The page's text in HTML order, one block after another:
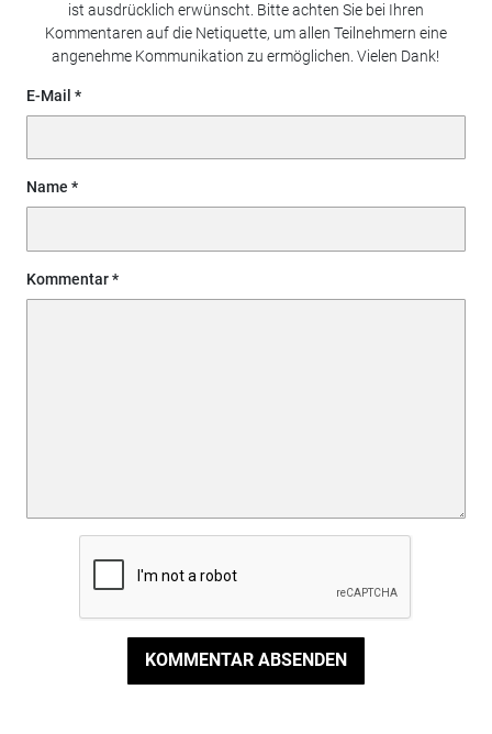
ist ausdrücklich erwünscht. Bitte achten Sie bei Ihren
Kommentaren auf die Netiquette, um allen Teilnehmern eine
angenehme Kommunikation zu ermöglichen. Vielen Dank!
E-Mail
Name
Kommentar
KOMMENTAR ABSENDEN